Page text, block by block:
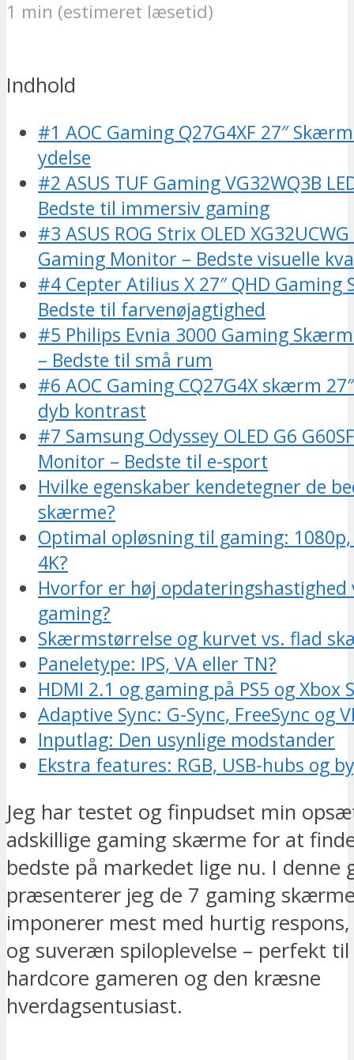
1 min (estimeret læsetid)
Indhold
#1 AOC Gaming Q27G4XF 27″
ydelse
#2 ASUS TUF Gaming VG32WQ3B
Bedste til immersiv gaming
#3 ASUS ROG Strix OLED
Gaming Monitor – Bedste visuelle
#4 Cepter Atilius X 27″ QHD Gaming
Bedste til farvenøjagtighed
#5 Philips Evnia 3000 Gaming
– Bedste til små rum
#6 AOC Gaming CQ27G4X skærm
dyb kontrast
#7 Samsung Odyssey OLED G6
Monitor – Bedste til e-sport
Hvilke egenskaber kendetegner de
skærme?
Optimal opløsning til gaming:
4K?
Hvorfor er høj
gaming?
Skærmstørrelse og kurvet vs. flad
Paneletype: IPS, VA eller TN?
HDMI 2.1 og gaming på PS5 og Xbox
Adaptive Sync: G-Sync, FreeSync og
Inputlag: Den usynlige modstander
Ekstra features: RGB, USB-hubs og
Jeg har testet og finpudset min
adskillige gaming skærme for at
bedste på markedet lige nu. I denne
præsenterer jeg de 7 gaming
imponerer mest med hurtig
og suveræn spiloplevelse – perfekt til
hardcore gameren og den kræsne
hverdagsentusiast.